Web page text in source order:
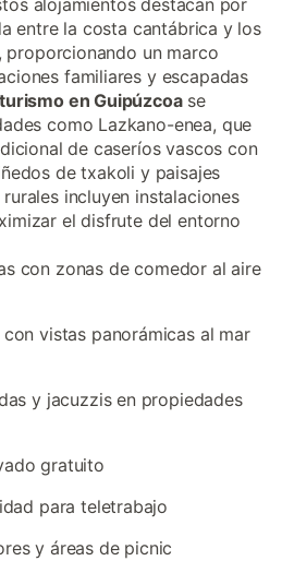
alojamientos destacan por
entre la costa cantábrica y los
proporcionando un marco
familiares y escapadas
en Guipúzcoase
como Lazkano-enea, que
de caseríos vascos con
de txakoli y paisajes
incluyen instalaciones
el disfrute del entorno
con zonas de comedor al aire
vistas panorámicas al mar
y jacuzzis en propiedades
gratuito
para teletrabajo
y áreas de picnic